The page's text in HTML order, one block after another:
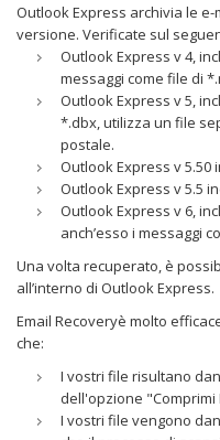
Outlook Express archivia le
versione. Verificate sul
Outlook Express v 4,
messaggi come file di
Outlook Express v 5,
*.dbx, utilizza un file
postale.
Outlook Express v 5.50
Outlook Express v 5.5
Outlook Express v 6,
anch’esso i messaggi
Una volta recuperato, è
all’interno di Outlook Express.
Email Recoveryè molto
che:
I vostri file risultano
dell'opzione "Comprimi
I vostri file vengono